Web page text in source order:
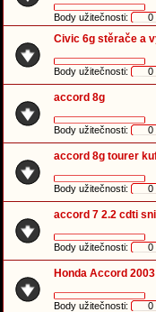
Body užitečnosti: 0
Civic 6g stěrače a
Body užitečnosti: 0
accord 8g
Body užitečnosti: 0
accord 8g tourer
Body užitečnosti: 0
accord 7 2.2 cdti
Body užitečnosti: 0
Honda Accord
Body užitečnosti: 0